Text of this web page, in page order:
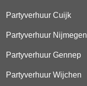
Partyverhuur Cuijk
Partyverhuur Nijmegen
Partyverhuur Gennep
Partyverhuur Wijchen